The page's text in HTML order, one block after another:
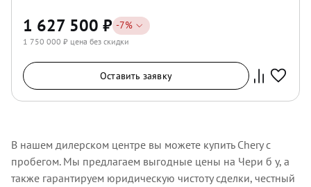
1 627 500 ₽ -7%
1 750 000 ₽ цена без скидки
Оставить заявку
В нашем дилерском центре вы можете купить Chery с
пробегом. Мы предлагаем выгодные цены на Чери б у, а
также гарантируем юридическую чистоту сделки, честный